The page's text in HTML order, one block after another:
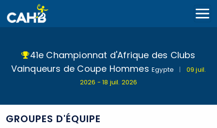
41e Championnat d'Afrique des Clubs
Vainqueurs de Coupe Hommes Egypte |
09 juil.
2026 - 18 juil. 2026
GROUPES D'ÉQUIPE